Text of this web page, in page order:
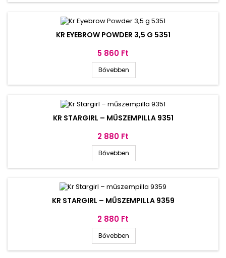
KR EYEBROW POWDER 3,5 G 5351
Ár
5 860 Ft
Bővebben
KR STARGIRL – MŰSZEMPILLA 9351
Ár
2 880 Ft
Bővebben
KR STARGIRL – MŰSZEMPILLA 9359
Ár
2 880 Ft
Bővebben